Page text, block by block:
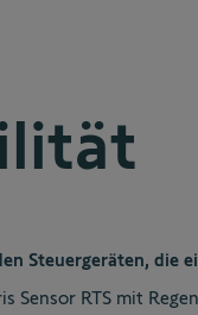
Steuergeräten, die
Sensor RTS mit